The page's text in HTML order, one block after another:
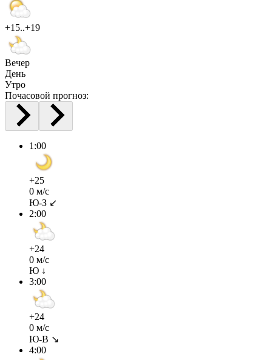
+15..+19
Вечер
День
Утро
Почасовой прогноз:
1:00
+25
0 м/с
Ю-З ↙
2:00
+24
0 м/с
Ю ↓
3:00
+24
0 м/с
Ю-В ↘
4:00